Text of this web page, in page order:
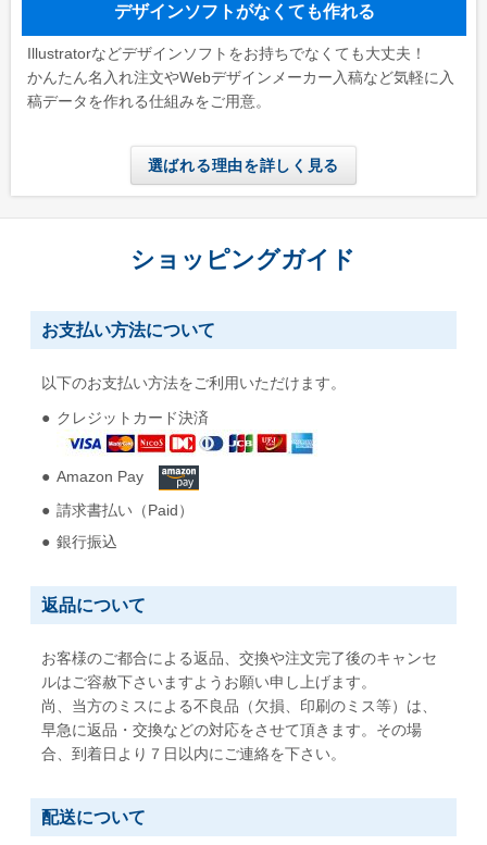
デザインソフトがなくても作れる
Illustratorなどデザインソフトをお持ちでなくても大丈夫！
かんたん名入れ注文やWebデザインメーカー入稿など気軽に入
稿データを作れる仕組みをご用意。
選ばれる理由を詳しく見る
ショッピングガイド
お支払い方法について
以下のお支払い方法をご利用いただけます。
クレジットカード決済
Amazon Pay
請求書払い（Paid）
銀行振込
返品について
お客様のご都合による返品、交換や注文完了後のキャンセ
ルはご容赦下さいますようお願い申し上げます。
尚、当方のミスによる不良品（欠損、印刷のミス等）は、
早急に返品・交換などの対応をさせて頂きます。その場
合、到着日より７日以内にご連絡を下さい。
配送について